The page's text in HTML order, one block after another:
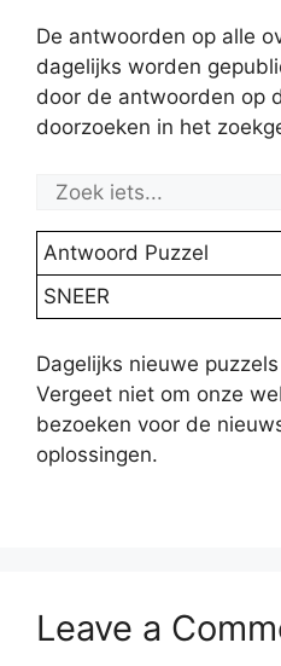
De antwoorden op alle
dagelijks worden
door de antwoorden op
doorzoeken in het
Antwoord Puzzel
SNEER
Dagelijks nieuwe
Vergeet niet om onze
bezoeken voor de
oplossingen.
Leave a